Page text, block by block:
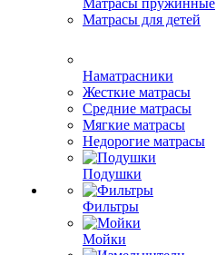
Матрасы пружинные
Матрасы для детей
Наматрасники
Жесткие матрасы
Средние матрасы
Мягкие матрасы
Недорогие матрасы
Подушки
Фильтры
Мойки